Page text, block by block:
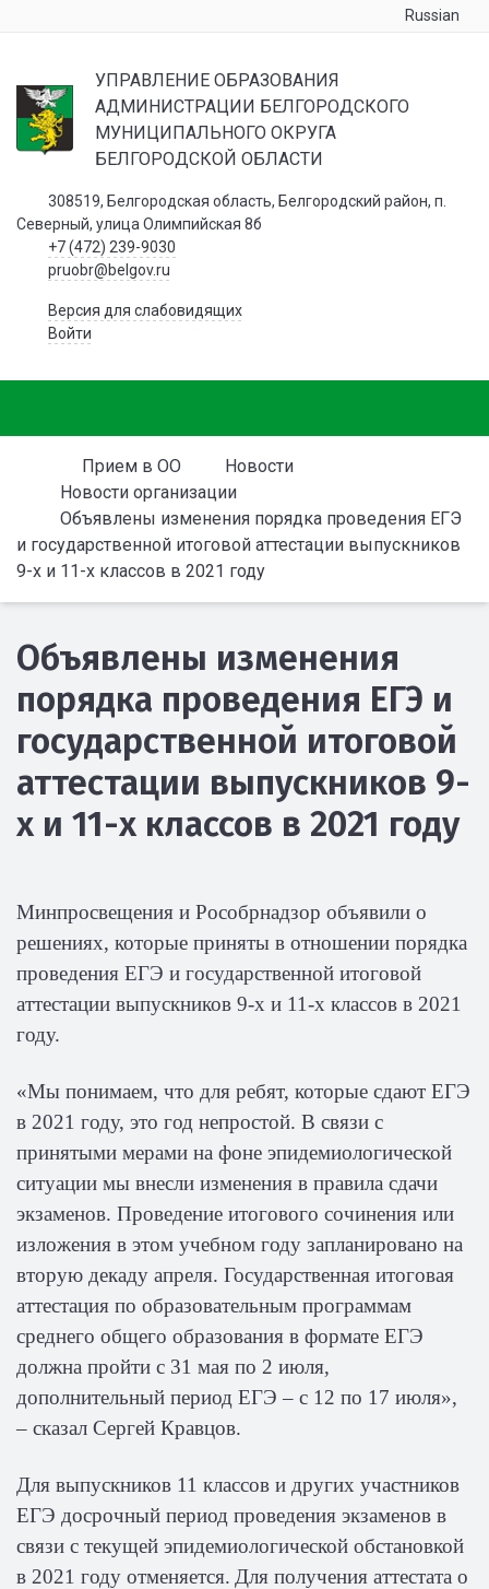
Russian
УПРАВЛЕНИЕ ОБРАЗОВАНИЯ
АДМИНИСТРАЦИИ БЕЛГОРОДСКОГО
МУНИЦИПАЛЬНОГО ОКРУГА
БЕЛГОРОДСКОЙ ОБЛАСТИ
308519, Белгородская область, Белгородский район, п.
Северный, улица Олимпийская 8б
+7 (472) 239-9030
pruobr@belgov.ru
Версия для слабовидящих
Войти
Прием в ОО
Новости
Новости организации
Объявлены изменения порядка проведения ЕГЭ
и государственной итоговой аттестации выпускников
9-х и 11-х классов в 2021 году
Объявлены изменения
порядка проведения ЕГЭ и
государственной итоговой
аттестации выпускников 9-
х и 11-х классов в 2021 году
Минпросвещения и Рособрнадзор объявили о
решениях, которые приняты в отношении порядка
проведения ЕГЭ и государственной итоговой
аттестации выпускников 9-х и 11-х классов в 2021
году.
«Мы понимаем, что для ребят, которые сдают ЕГЭ
в 2021 году, это год непростой. В связи с
принятыми мерами на фоне эпидемиологической
ситуации мы внесли изменения в правила сдачи
экзаменов. Проведение итогового сочинения или
изложения в этом учебном году запланировано на
вторую декаду апреля. Государственная итоговая
аттестация по образовательным программам
среднего общего образования в формате ЕГЭ
должна пройти с 31 мая по 2 июля,
дополнительный период ЕГЭ – с 12 по 17 июля»,
– сказал Сергей Кравцов.
Для выпускников 11 классов и других участников
ЕГЭ досрочный период проведения экзаменов в
связи с текущей эпидемиологической обстановкой
в 2021 году отменяется. Для получения аттестата о